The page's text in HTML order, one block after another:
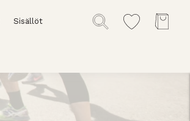
Sisällöt